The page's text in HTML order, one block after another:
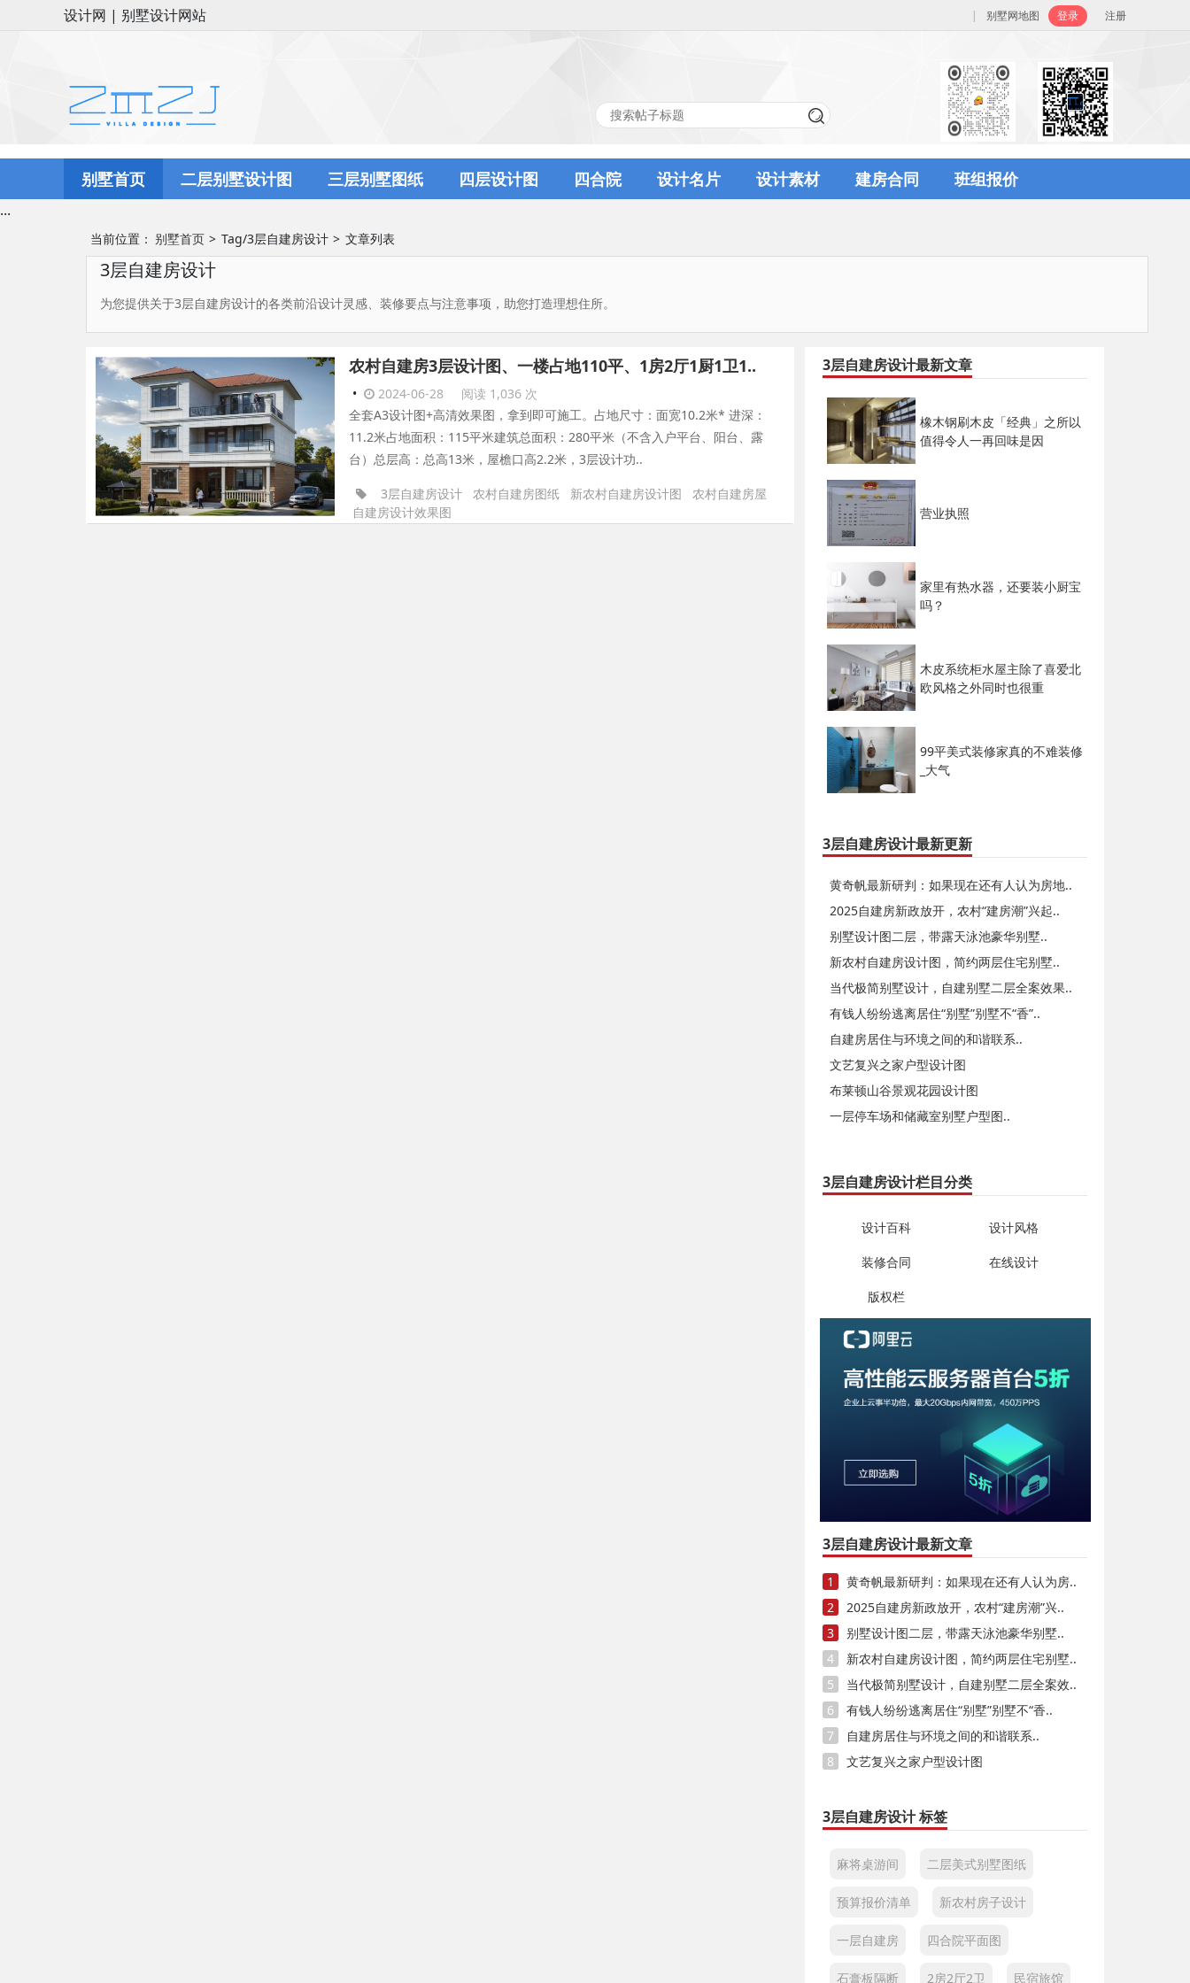
设计网 | 别墅设计网站 登录 注册
| 别墅网地图
别墅首页 二层别墅设计图 三层别墅图纸 四层设计图 四合院 设计名片 设计素材 建房合同 班组报价
...
当前位置： 别墅首页 Tag/3层自建房设计 文章列表
3层自建房设计
为您提供关于3层自建房设计的各类前沿设计灵感、装修要点与注意事项，助您打造理想住所。
农村自建房3层设计图、一楼占地110平、1房2厅1厨1卫1..
• 2024-06-28
阅读 1,036 次
全套A3设计图+高清效果图，拿到即可施工。占地尺寸：面宽10.2米* 进深：
11.2米占地面积：115平米建筑总面积：280平米（不含入户平台、阳台、露
台）总层高：总高13米，屋檐口高2.2米，3层设计功..
3层自建房设计 农村自建房图纸 新农村自建房设计图
农村自建房屋
自建房设计效果图
3层自建房设计最新文章
橡木钢刷木皮「经典」之所以
值得令人一再回味是因
营业执照
家里有热水器，还要装小厨宝
吗？
木皮系统柜水屋主除了喜爱北
欧风格之外同时也很重
99平美式装修家真的不难装修
_大气
3层自建房设计最新更新
黄奇帆最新研判：如果现在还有人认为房地..
2025自建房新政放开，农村“建房潮”兴起..
别墅设计图二层，带露天泳池豪华别墅..
新农村自建房设计图，简约两层住宅别墅..
当代极简别墅设计，自建别墅二层全案效果..
有钱人纷纷逃离居住“别墅”别墅不“香”..
自建房居住与环境之间的和谐联系..
文艺复兴之家户型设计图
布莱顿山谷景观花园设计图
一层停车场和储藏室别墅户型图..
3层自建房设计栏目分类
设计百科 设计风格
装修合同 在线设计
版权栏
3层自建房设计最新文章
1
黄奇帆最新研判：如果现在还有人认为房..
2
2025自建房新政放开，农村“建房潮”兴..
3
别墅设计图二层，带露天泳池豪华别墅..
4
新农村自建房设计图，简约两层住宅别墅..
5
当代极简别墅设计，自建别墅二层全案效..
6
有钱人纷纷逃离居住“别墅”别墅不“香..
7
自建房居住与环境之间的和谐联系..
8
文艺复兴之家户型设计图
3层自建房设计 标签
麻将桌游间 二层美式别墅图纸
预算报价清单 新农村房子设计
一层自建房 四合院平面图
石膏板隔断 2房2厅2卫 民宿旅馆